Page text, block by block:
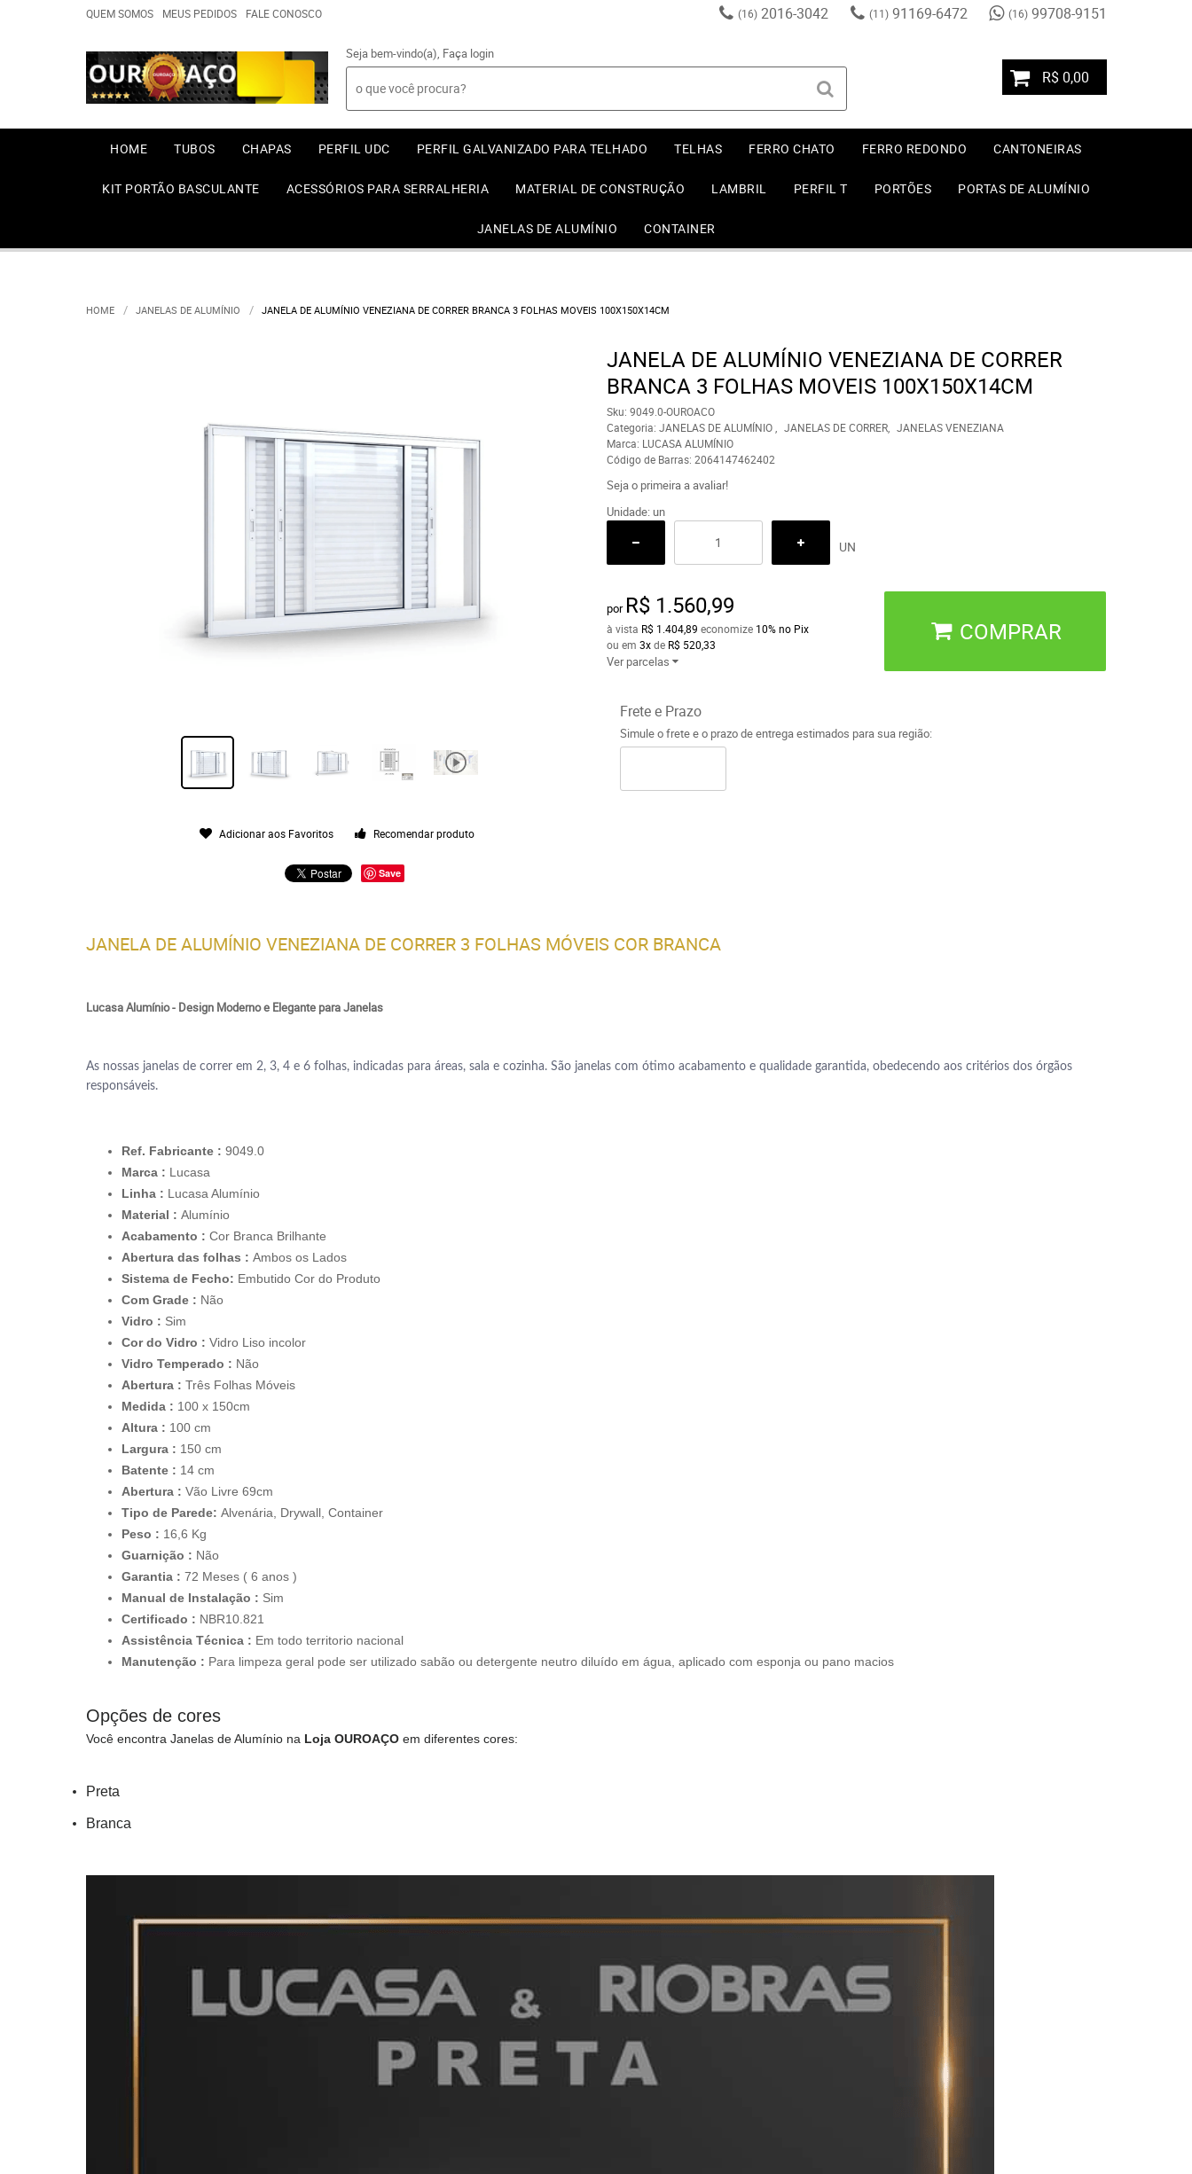
QUEM SOMOS MEUS PEDIDOS FALE CONOSCO (16)2016-3042 (11)91169-6472 (16)99708-9151
Seja bem-vindo(a), Faça login
R$ 0,00
HOME TUBOS CHAPAS PERFIL UDC PERFIL GALVANIZADO PARA TELHADO TELHAS FERRO CHATO FERRO REDONDO CANTONEIRAS
KIT PORTÃO BASCULANTE ACESSÓRIOS PARA SERRALHERIA MATERIAL DE CONSTRUÇÃO LAMBRIL PERFIL T PORTÕES PORTAS DE ALUMÍNIO
JANELAS DE ALUMÍNIO CONTAINER
HOME JANELAS DE ALUMÍNIO JANELA DE ALUMÍNIO VENEZIANA DE CORRER BRANCA 3 FOLHAS MOVEIS 100X150X14CM
Adicionar aos Favoritos Recomendar produto
Save
JANELA DE ALUMÍNIO VENEZIANA DE CORRER
BRANCA 3 FOLHAS MOVEIS 100X150X14CM
Sku: 9049.0-OUROACO
Categoria: JANELAS DE ALUMÍNIO JANELAS DE CORRER
JANELAS VENEZIANA
Marca: LUCASA ALUMÍNIO
Código de Barras: 2064147462402
Seja o primeira a avaliar!
Unidade: un
UN
por R$ 1.560,99
à vista R$ 1.404,89 economize 10% no Pix
ou em 3xde R$ 520,33
Ver parcelas
COMPRAR
Frete e Prazo
Simule o frete e o prazo de entrega estimados para sua região:
JANELA DE ALUMÍNIO VENEZIANA DE CORRER 3 FOLHAS MÓVEIS COR BRANCA
Lucasa Alumínio - Design Moderno e Elegante para Janelas
As nossas janelas de correr em 2, 3, 4 e 6 folhas, indicadas para áreas, sala e cozinha. São janelas com ótimo acabamento e qualidade garantida, obedecendo aos critérios dos órgãos
responsáveis.
Ref. Fabricante : 9049.0
Marca : Lucasa
Linha : Lucasa Alumínio
Material : Alumínio
Acabamento : Cor Branca Brilhante
Abertura das folhas : Ambos os Lados
Sistema de Fecho: Embutido Cor do Produto
Com Grade : Não
Vidro : Sim
Cor do Vidro : Vidro Liso incolor
Vidro Temperado : Não
Abertura : Três Folhas Móveis
Medida : 100 x 150cm
Altura : 100 cm
Largura : 150 cm
Batente : 14 cm
Abertura : Vão Livre 69cm
Tipo de Parede: Alvenária, Drywall, Container
Peso : 16,6 Kg
Guarnição : Não
Garantia : 72 Meses ( 6 anos )
Manual de Instalação : Sim
Certificado : NBR10.821
Assistência Técnica : Em todo territorio nacional
Manutenção : Para limpeza geral pode ser utilizado sabão ou detergente neutro diluído em água, aplicado com esponja ou pano macios
Opções de cores
Você encontra Janelas de Alumínio na Loja OUROAÇO em diferentes cores:
Preta
Branca